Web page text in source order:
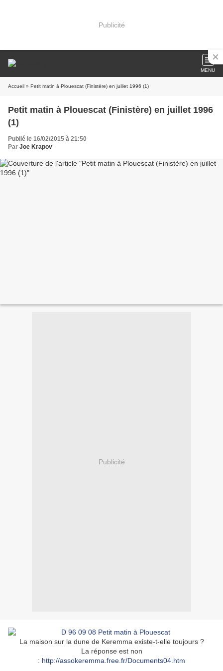
Publicité
MENU
Accueil » Petit matin à Plouescat (Finistère) en juillet 1996 (1)
Petit matin à Plouescat (Finistère) en juillet 1996
(1)
Publié le 16/02/2015 à 21:50
Par Joe Krapov
Publicité
La maison sur la dune de Keremma existe-t-elle toujours ?
La réponse est non
: http://assokeremma.free.fr/Documents04.htm